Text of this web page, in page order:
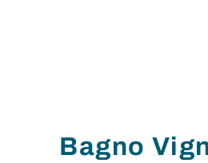
Bagno